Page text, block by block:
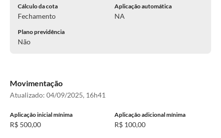
Cálculo da cota
Fechamento
Aplicação automática
NA
Plano previdência
Não
Movimentação
Atualizado: 04/09/2025, 16h41
Aplicação inicial mínima
R$ 500,00
Aplicação adicional mínima
R$ 100,00